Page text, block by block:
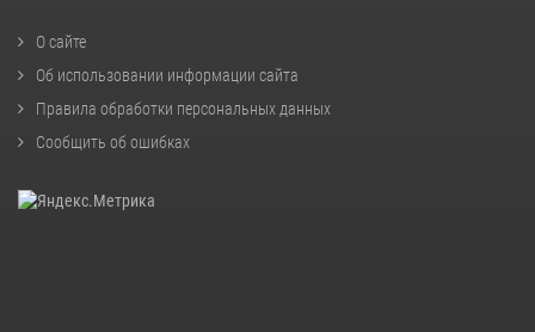
О сайте
Об использовании информации сайта
Правила обработки персональных данных
Сообщить об ошибках